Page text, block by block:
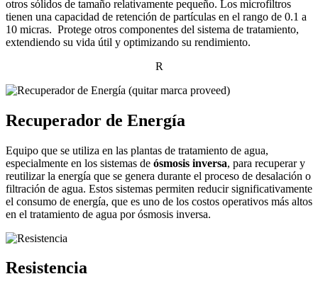
otros sólidos de tamaño relativamente pequeño. Los microfiltros
tienen una capacidad de retención de partículas en el rango de 0.1 a
10 micras. Protege otros componentes del sistema de tratamiento,
extendiendo su vida útil y optimizando su rendimiento.
R
Recuperador de Energía
Equipo que se utiliza en las plantas de tratamiento de agua,
especialmente en los sistemas de ósmosis inversa, para recuperar y
reutilizar la energía que se genera durante el proceso de desalación o
filtración de agua. Estos sistemas permiten reducir significativamente
el consumo de energía, que es uno de los costos operativos más altos
en el tratamiento de agua por ósmosis inversa.
Resistencia